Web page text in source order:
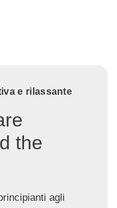
e rilassante
the
agli